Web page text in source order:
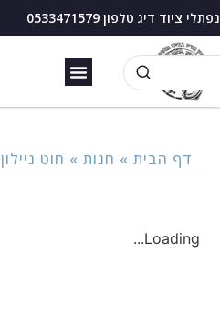
נפתלי ציוד דיג טלפון 0533471579
דף הבית » חנות » חוט ניילון 1200 מטר (העתק)
Loading...